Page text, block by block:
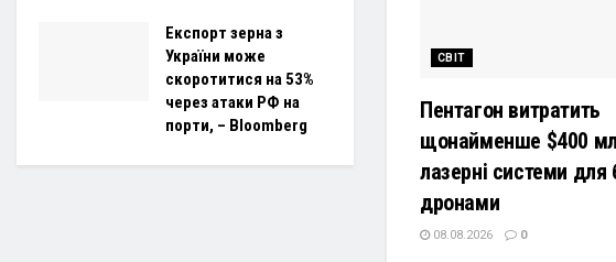
СВІТ
Пентагон витратить
щонайменше $400
лазерні системи для
дронами
08.08.2026 0
Експорт зерна з
України може
скоротитися на 53%
через атаки РФ на
порти, – Bloomberg